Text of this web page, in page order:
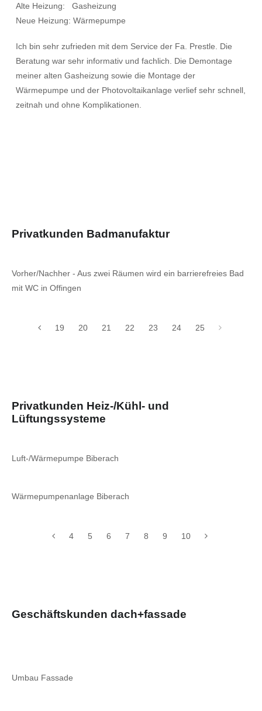
Alte Heizung: Gasheizung
Neue Heizung: Wärmepumpe
Ich bin sehr zufrieden mit dem Service der Fa. Prestle. Die
Beratung war sehr informativ und fachlich. Die Demontage
meiner alten Gasheizung sowie die Montage der
Wärmepumpe und der Photovoltaikanlage verlief sehr schnell,
zeitnah und ohne Komplikationen.
Privatkunden Badmanufaktur
Vorher/Nachher - Aus zwei Räumen wird ein barrierefreies Bad
mit WC in Offingen
19 20 21 22 23 24 25
Privatkunden Heiz-/Kühl- und
Lüftungssysteme
Luft-/Wärmepumpe Biberach
Wärmepumpenanlage Biberach
4 5 6 7 8 9 10
Geschäftskunden dach+fassade
Umbau Fassade